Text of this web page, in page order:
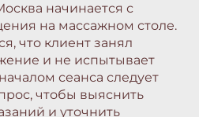
начинается с
на массажном столе.
что клиент занял
и не испытывает
сеанса следует
чтобы выяснить
и уточнить